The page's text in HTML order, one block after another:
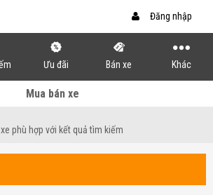
Đăng nhập
Ưu đãi Bán xe Khác
Mua bán xe
xe phù hợp với kết quả tìm kiếm